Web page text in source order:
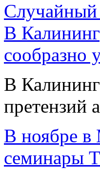
В
сообразно
В
претензий
В ноябре в
семинары